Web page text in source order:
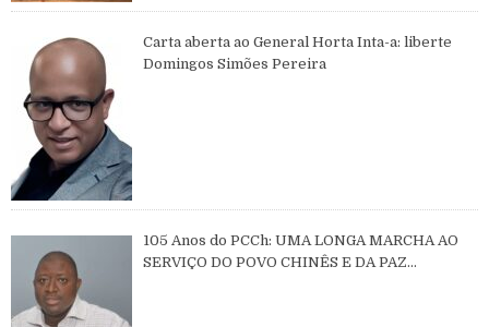
Carta aberta ao General Horta Inta-a: liberte
Domingos Simões Pereira
105 Anos do PCCh: UMA LONGA MARCHA AO
SERVIÇO DO POVO CHINÊS E DA PAZ